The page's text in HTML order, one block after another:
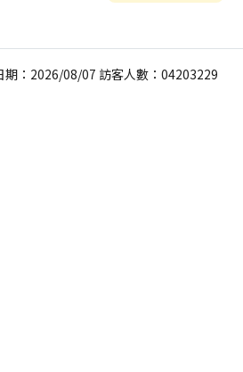
期：2026/08/07 訪客人數：04203229